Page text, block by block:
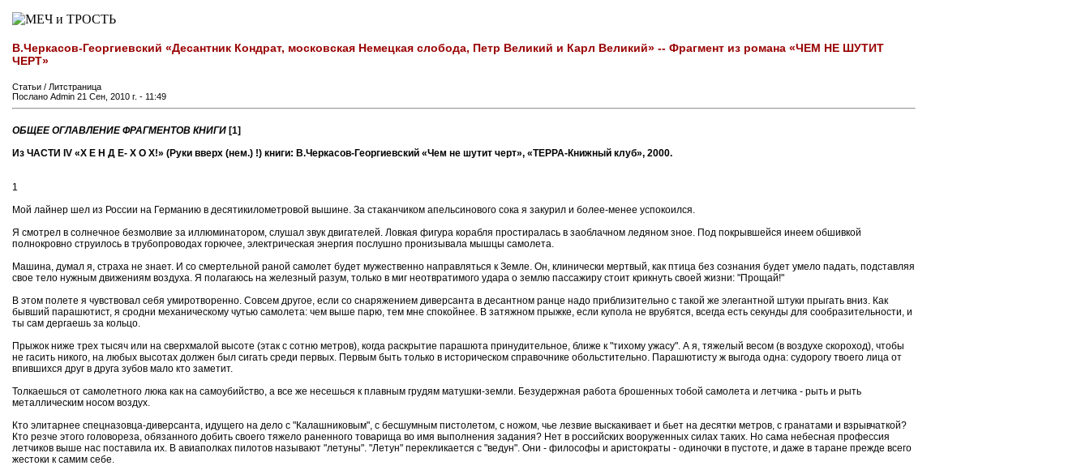
В.Черкасов-Георгиевский «Десантник Кондрат, московская Немецкая слобода, Петр Великий и Карл Великий» -- Фрагмент из романа «ЧЕМ НЕ ШУТИТ
ЧЕРТ»
Статьи / Литстраница
Послано Admin 21 Сен, 2010 г. - 11:49
ОБЩЕЕ ОГЛАВЛЕНИЕ ФРАГМЕНТОВ КНИГИ [1]
Из ЧАСТИ IV «Х Е Н Д Е- Х О Х!» (Руки вверх (нем.) !) книги: В.Черкасов-Георгиевский «Чем не шутит черт», «ТЕРРА-Книжный клуб», 2000.
1
Мой лайнер шел из России на Германию в десятикилометровой вышине. За стаканчиком апельсинового сока я закурил и более-менее успокоился.
Я смотрел в солнечное безмолвие за иллюминатором, слушал звук двигателей. Ловкая фигура корабля простиралась в заоблачном ледяном зное. Под покрывшейся инеем обшивкой
полнокровно струилось в трубопроводах горючее, электрическая энергия послушно пронизывала мышцы самолета.
Машина, думал я, страха не знает. И со смертельной раной самолет будет мужественно направляться к Земле. Он, клинически мертвый, как птица без сознания будет умело падать, подставляя
свое тело нужным движениям воздуха. Я полагаюсь на железный разум, только в миг неотвратимого удара о землю пассажиру стоит крикнуть своей жизни: "Прощай!"
В этом полете я чувствовал себя умиротворенно. Совсем другое, если со снаряжением диверсанта в десантном ранце надо приблизительно с такой же элегантной штуки прыгать вниз. Как
бывший парашютист, я сродни механическому чутью самолета: чем выше парю, тем мне спокойнее. В затяжном прыжке, если купола не врубятся, всегда есть секунды для сообразительности, и
ты сам дергаешь за кольцо.
Прыжок ниже трех тысяч или на сверхмалой высоте (этак с сотню метров), когда раскрытие парашюта принудительное, ближе к "тихому ужасу". А я, тяжелый весом (в воздухе скороход), чтобы
не гасить никого, на любых высотах должен был сигать среди первых. Первым быть только в историческом справочнике обольстительно. Парашютисту ж выгода одна: судорогу твоего лица от
впившихся друг в друга зубов мало кто заметит.
Толкаешься от самолетного люка как на самоубийство, а все же несешься к плавным грудям матушки-земли. Безудержная работа брошенных тобой самолета и летчика - рыть и рыть
металлическим носом воздух.
Кто элитарнее спецназовца-диверсанта, идущего на дело с "Калашниковым", с бесшумным пистолетом, с ножом, чье лезвие выскакивает и бьет на десятки метров, с гранатами и взрывчаткой?
Кто резче этого головореза, обязанного добить своего тяжело раненного товарища во имя выполнения задания? Нет в российских вооруженных силах таких. Но сама небесная профессия
летчиков выше нас поставила их. В авиаполках пилотов называют "летуны". "Летун" перекликается с "ведун". Они - философы и аристократы - одиночки в пустоте, и даже в таране прежде всего
жестоки к самим себе.